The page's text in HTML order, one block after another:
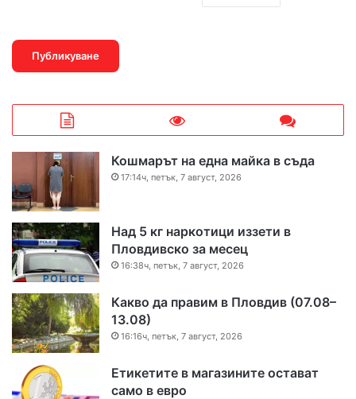
Кошмарът на една майка в съда
17:14ч, петък, 7 август, 2026
Над 5 кг наркотици иззети в
Пловдивско за месец
16:38ч, петък, 7 август, 2026
Какво да правим в Пловдив (07.08–
13.08)
16:16ч, петък, 7 август, 2026
Етикетите в магазините остават
само в евро